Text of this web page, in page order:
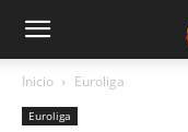
Inicio Euroliga
Euroliga